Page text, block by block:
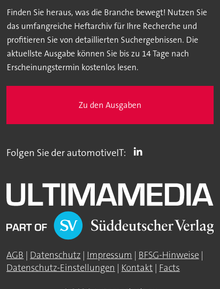
Finden Sie heraus, was die Branche bewegt! Nutzen Sie
das umfangreiche Heftarchiv für Ihre Recherche und
profitieren Sie von detaillierten Suchergebnissen. Die
aktuellste Ausgabe können Sie bis zu 14 Tage nach
Erscheinungstermin kostenlos lesen.
Zu den Ausgaben
Folgen Sie der automotiveIT:
AGB | Datenschutz | Impressum | BFSG-Hinweise |
Datenschutz-Einstellungen | Kontakt | Facts